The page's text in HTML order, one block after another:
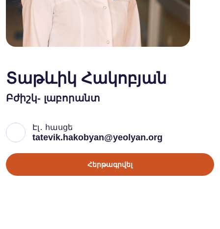
Տաթևիկ Հակոբյան
Բժիշկ- լաբորանտ
Էլ․ հասցե
tatevik.hakobyan@yeolyan.org
Հերթագրվել